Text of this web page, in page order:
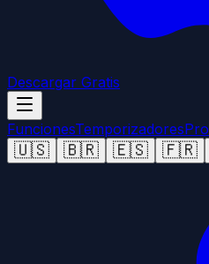
Descargar Gratis
FuncionesTemporizadoresPro
🇺🇸 🇧🇷 🇪🇸 🇫🇷